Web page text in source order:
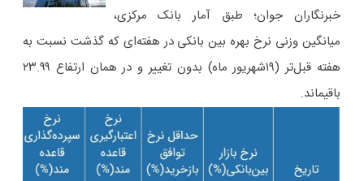
خبرنگاران جوان؛ طبق آمار بانک مرکزی،
میانگین وزنی نرخ بهره بین بانکی در هفته‌ای که گذشت نسبت به
هفته قبل‌تر (۱۹شهریور ماه) بدون تغییر و در همان ارتفاع ۲۳.۹۹
باقیماند.